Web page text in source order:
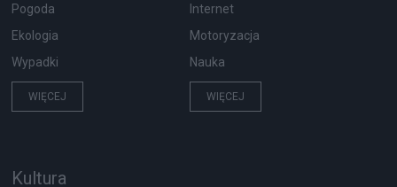
Pogoda
Ekologia
Wypadki
WIĘCEJ
Internet
Motoryzacja
Nauka
WIĘCEJ
Kultura